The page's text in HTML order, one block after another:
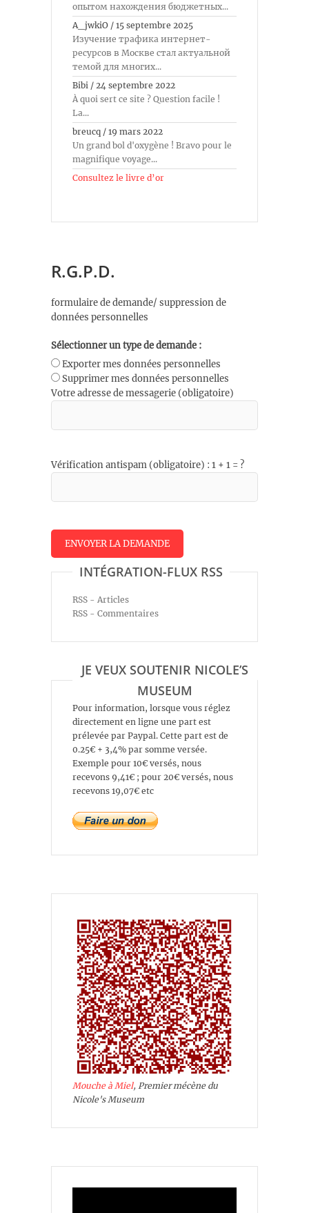
опытом нахождения бюджетных...
A_jwkiO / 15 septembre 2025
Изучение трафика интернет-
ресурсов в Москве стал актуальной
темой для многих...
Bibi / 24 septembre 2022
À quoi sert ce site ? Question facile !
La...
breucq / 19 mars 2022
Un grand bol d'oxygène ! Bravo pour le
magnifique voyage...
Consultez le livre d’or
R.G.P.D.
formulaire de demande/ suppression de
données personnelles
Sélectionner un type de demande :
Exporter mes données personnelles
Supprimer mes données personnelles
Votre adresse de messagerie (obligatoire)
Vérification antispam (obligatoire) : 1 + 1 = ?
INTÉGRATION-FLUX RSS
RSS - Articles
RSS - Commentaires
JE VEUX SOUTENIR NICOLE’S
MUSEUM
Pour information, lorsque vous réglez
directement en ligne une part est
prélevée par Paypal. Cette part est de
0.25€ + 3,4% par somme versée.
Exemple pour 10€ versés, nous
recevons 9,41€ ; pour 20€ versés, nous
recevons 19,07€ etc
Mouche à Miel, Premier mécène du
Nicole's Museum